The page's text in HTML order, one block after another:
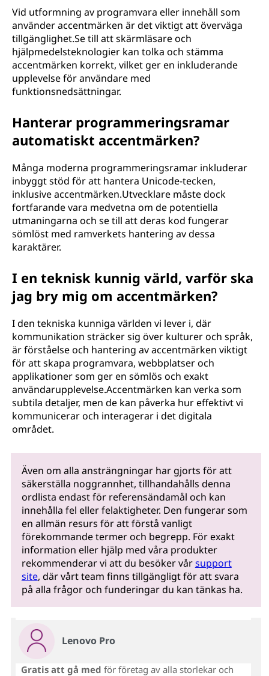
Vid utformning av programvara eller innehåll som
använder accentmärken är det viktigt att överväga
tillgänglighet.Se till att skärmläsare och
hjälpmedelsteknologier kan tolka och stämma
accentmärken korrekt, vilket ger en inkluderande
upplevelse för användare med
funktionsnedsättningar.
Hanterar programmeringsramar
automatiskt accentmärken?
Många moderna programmeringsramar inkluderar
inbyggt stöd för att hantera Unicode-tecken,
inklusive accentmärken.Utvecklare måste dock
fortfarande vara medvetna om de potentiella
utmaningarna och se till att deras kod fungerar
sömlöst med ramverkets hantering av dessa
karaktärer.
I en teknisk kunnig värld, varför ska
jag bry mig om accentmärken?
I den tekniska kunniga världen vi lever i, där
kommunikation sträcker sig över kulturer och språk,
är förståelse och hantering av accentmärken viktigt
för att skapa programvara, webbplatser och
applikationer som ger en sömlös och exakt
användarupplevelse.Accentmärken kan verka som
subtila detaljer, men de kan påverka hur effektivt vi
kommunicerar och interagerar i det digitala
området.
Även om alla ansträngningar har gjorts för att
säkerställa noggrannhet, tillhandahålls denna
ordlista endast för referensändamål och kan
innehålla fel eller felaktigheter. Den fungerar som
en allmän resurs för att förstå vanligt
förekommande termer och begrepp. För exakt
information eller hjälp med våra produkter
rekommenderar vi att du besöker vårsupport
site, där vårt team finns tillgängligt för att svara
på alla frågor och funderingar du kan tänkas ha.
Lenovo Pro
Gratis att gå med för företag av alla storlekar och